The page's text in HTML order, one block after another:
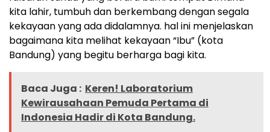
kita lahir, tumbuh dan berkembang dengan segala
kekayaan yang ada didalamnya. hal ini menjelaskan
bagaimana kita melihat kekayaan “Ibu” (kota
Bandung) yang begitu berharga bagi kita.
Baca Juga : Keren! Laboratorium
Kewirausahaan Pemuda Pertama di
Indonesia Hadir di Kota Bandung.